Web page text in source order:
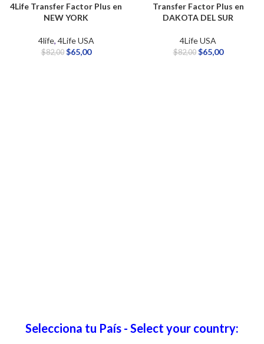
4Life Transfer Factor Plus en
NEW YORK
4life, 4Life USA
$82,00 $65,00
Transfer Factor Plus en
DAKOTA DEL SUR
4Life USA
$82,00 $65,00
Selecciona tu País - Select your country: